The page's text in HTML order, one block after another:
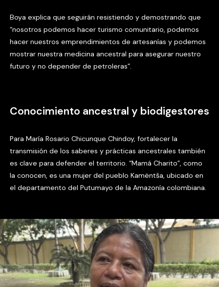
Boya explica que seguirán resistiendo y demostrando que
“nosotros podemos hacer turismo comunitario, podemos
hacer nuestros emprendimientos de artesanías y podemos
mostrar nuestra medicina ancestral para asegurar nuestro
futuro y no depender de petroleras”.
Conocimiento ancestral y biodigestores
Para María Rosario Chicunque Chindoy, fortalecer la
transmisión de los saberes y prácticas ancestrales también
es clave para defender el territorio. “Mamá Charito”, como
la conocen, es una mujer del pueblo Kamëntša, ubicado en
el departamento del Putumayo de la Amazonía colombiana.